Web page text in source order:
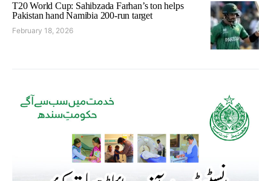
T20 World Cup: Sahibzada Farhan’s ton helps
Pakistan hand Namibia 200-run target
February 18, 2026